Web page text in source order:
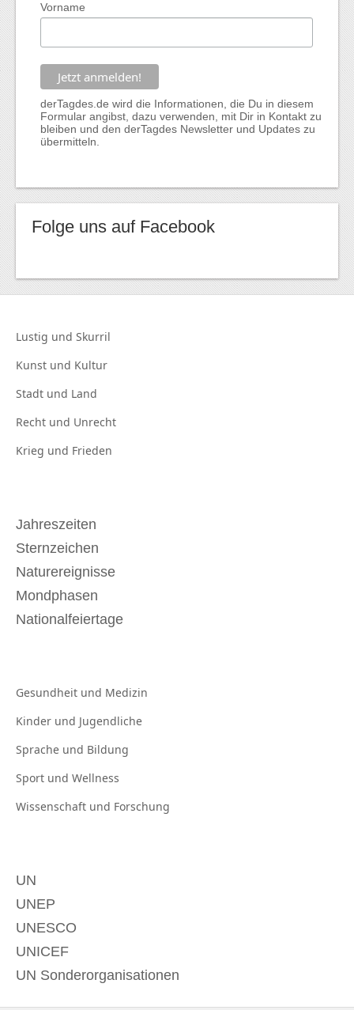
Vorname
derTagdes.de wird die Informationen, die Du in diesem
Formular angibst, dazu verwenden, mit Dir in Kontakt zu
bleiben und den derTagdes Newsletter und Updates zu
übermitteln.
Folge uns auf Facebook
Lustig und Skurril
Kunst und Kultur
Stadt und Land
Recht und Unrecht
Krieg und Frieden
Jahreszeiten
Sternzeichen
Naturereignisse
Mondphasen
Nationalfeiertage
Gesundheit und Medizin
Kinder und Jugendliche
Sprache und Bildung
Sport und Wellness
Wissenschaft und Forschung
UN
UNEP
UNESCO
UNICEF
UN Sonderorganisationen